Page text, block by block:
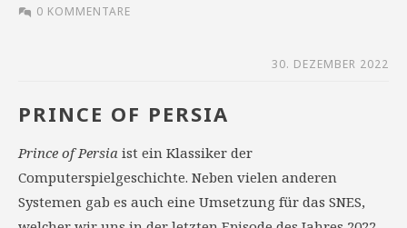
0 KOMMENTARE
30. DEZEMBER 2022
PRINCE OF PERSIA
Prince of Persia ist ein Klassiker der
Computerspielgeschichte. Neben vielen anderen
Systemen gab es auch eine Umsetzung für das SNES,